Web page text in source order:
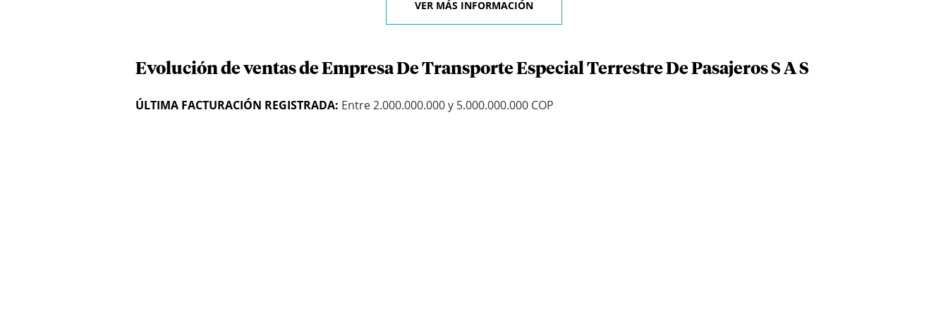
VER MÁS INFORMACIÓN
Evolución de ventas de Empresa De Transporte Especial Terrestre De Pasajeros S A S
ÚLTIMA FACTURACIÓN REGISTRADA: Entre 2.000.000.000 y 5.000.000.000 COP